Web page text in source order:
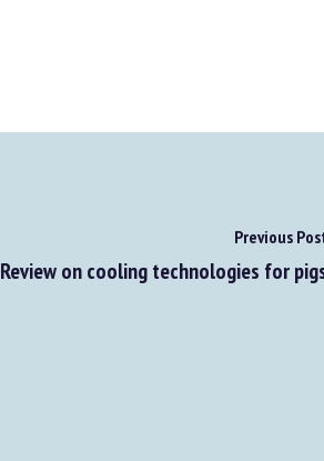
Previous Post
Review on cooling technologies for pigs